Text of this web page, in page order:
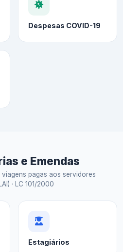
Despesas COVID-19
e Emendas
pagas aos servidores
· LC 101/2000
Estagiários